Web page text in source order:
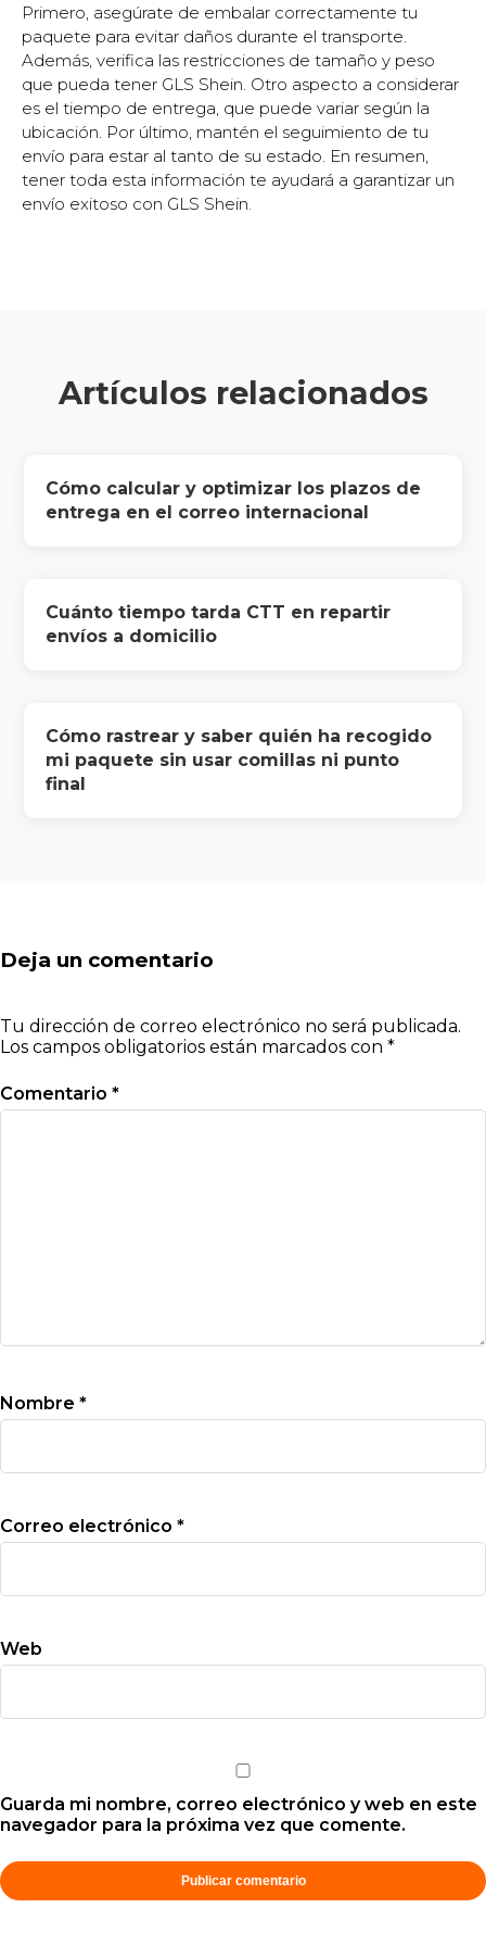
Primero, asegúrate de embalar correctamente tu
paquete para evitar daños durante el transporte.
Además, verifica las restricciones de tamaño y peso
que pueda tener GLS Shein. Otro aspecto a considerar
es el tiempo de entrega, que puede variar según la
ubicación. Por último, mantén el seguimiento de tu
envío para estar al tanto de su estado. En resumen,
tener toda esta información te ayudará a garantizar un
envío exitoso con GLS Shein.
Artículos relacionados
Cómo calcular y optimizar los plazos de
entrega en el correo internacional
Cuánto tiempo tarda CTT en repartir
envíos a domicilio
Cómo rastrear y saber quién ha recogido
mi paquete sin usar comillas ni punto
final
Deja un comentario
Tu dirección de correo electrónico no será publicada.
Los campos obligatorios están marcados con *
Comentario *
Nombre *
Correo electrónico *
Web
Guarda mi nombre, correo electrónico y web en este
navegador para la próxima vez que comente.